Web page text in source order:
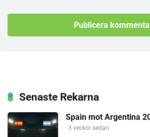
Senaste Rekarna
Spain mot Argentina
3 veckor sedan